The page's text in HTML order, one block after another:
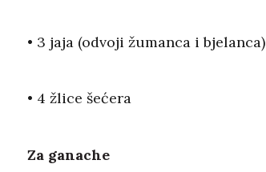
• 3 jaja (odvoji žumanca i bjelanca)
• 4 žlice šećera
Za ganache